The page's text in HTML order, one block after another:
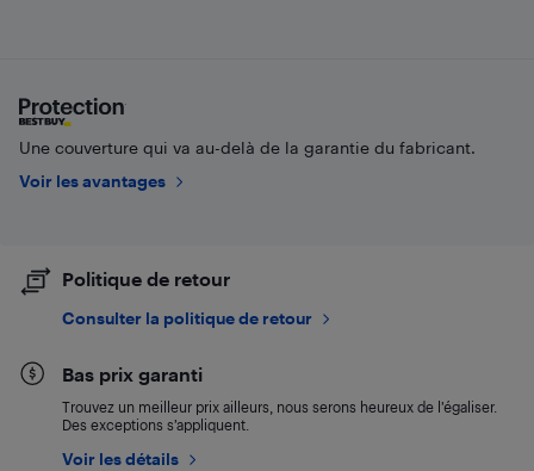
Une couverture qui va au-delà de la garantie du fabricant.
Voir les avantages
Politique de retour
Consulter la politique de retour
Bas prix garanti
Trouvez un meilleur prix ailleurs, nous serons heureux de l’égaliser.
Des exceptions s’appliquent.
Voir les détails